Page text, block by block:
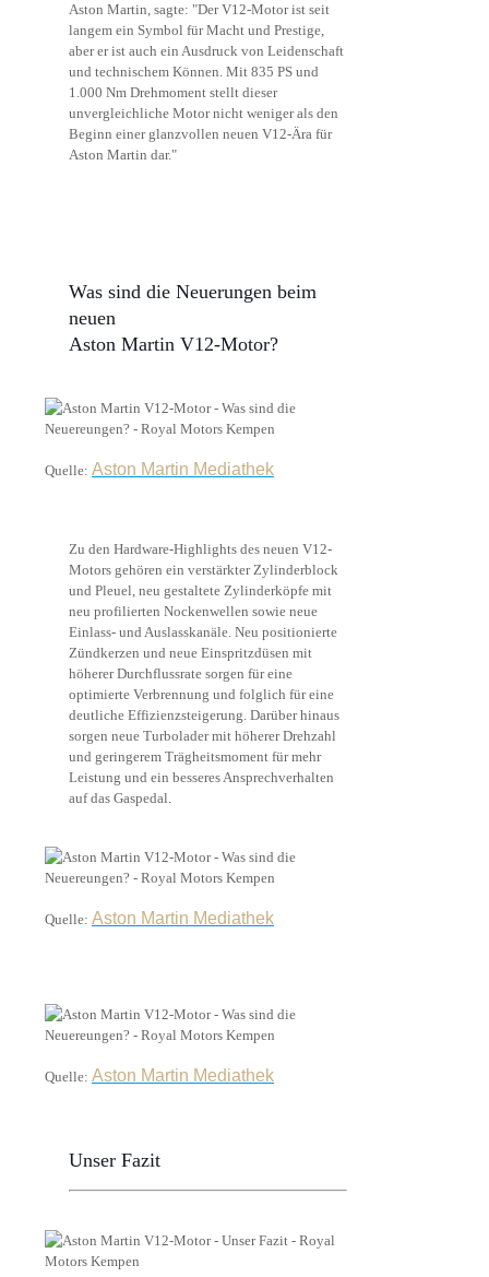
Aston Martin, sagte: "Der V12-Motor ist seit
langem ein Symbol für Macht und Prestige,
aber er ist auch ein Ausdruck von Leidenschaft
und technischem Können. Mit 835 PS und
1.000 Nm Drehmoment stellt dieser
unvergleichliche Motor nicht weniger als den
Beginn einer glanzvollen neuen V12-Ära für
Aston Martin dar."
Was sind die Neuerungen beim
neuen
Aston Martin V12-Motor?
Quelle: Aston Martin Mediathek
Zu den Hardware-Highlights des neuen V12-
Motors gehören ein verstärkter Zylinderblock
und Pleuel, neu gestaltete Zylinderköpfe mit
neu profilierten Nockenwellen sowie neue
Einlass- und Auslasskanäle. Neu positionierte
Zündkerzen und neue Einspritzdüsen mit
höherer Durchflussrate sorgen für eine
optimierte Verbrennung und folglich für eine
deutliche Effizienzsteigerung. Darüber hinaus
sorgen neue Turbolader mit höherer Drehzahl
und geringerem Trägheitsmoment für mehr
Leistung und ein besseres Ansprechverhalten
auf das Gaspedal.
Quelle: Aston Martin Mediathek
Quelle: Aston Martin Mediathek
Unser Fazit